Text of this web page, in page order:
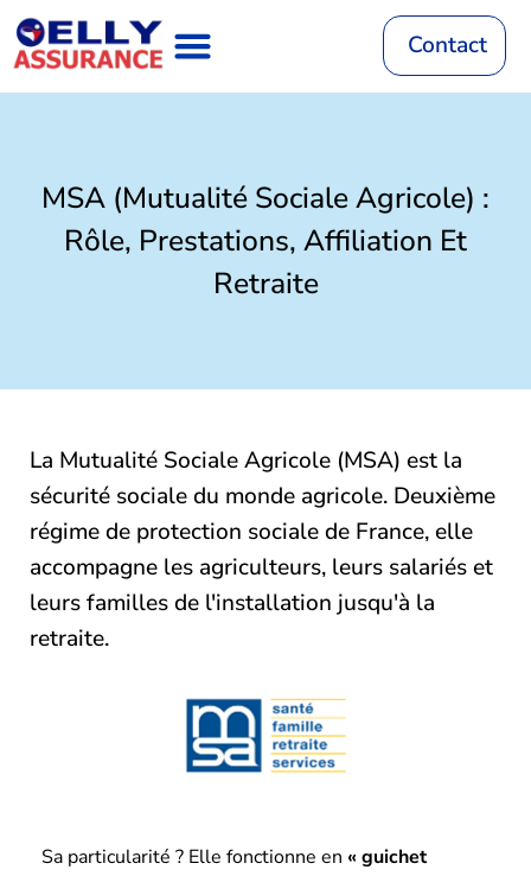
au
contenu
Contact
MSA (Mutualité Sociale Agricole) :
Rôle, Prestations, Affiliation Et
Retraite
La Mutualité Sociale Agricole (MSA) est la
sécurité sociale du monde agricole. Deuxième
régime de protection sociale de France, elle
accompagne les agriculteurs, leurs salariés et
leurs familles de l'installation jusqu'à la
retraite.
Sa particularité ? Elle fonctionne en « guichet